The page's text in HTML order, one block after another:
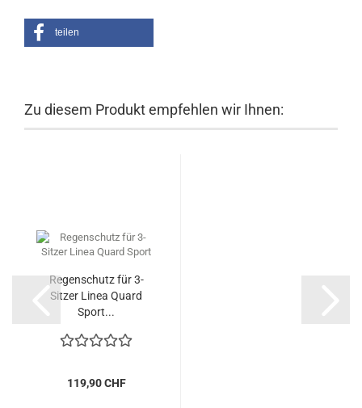
teilen
Zu diesem Produkt empfehlen wir Ihnen:
Regenschutz für 3-
Sitzer Linea Quard
Sport...
119,90 CHF